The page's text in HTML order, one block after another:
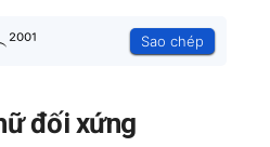
Sao chép
đối xứng